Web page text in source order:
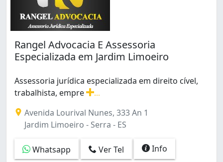
Rangel Advocacia E Assessoria
Especializada em Jardim Limoeiro
Assessoria jurídica especializada em direito cível,
trabalhista, empre
Avenida Lourival Nunes, 333 An 1
Jardim Limoeiro - Serra - ES
Whatsapp Ver Tel Info